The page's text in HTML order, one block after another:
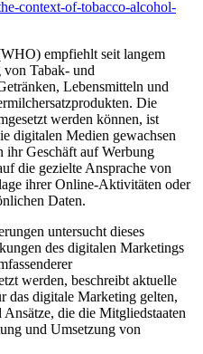
empfiehlt seit langem
von Tabak- und
Lebensmitteln und
Die
werden können, ist
digitalen Medien gewachsen
ihr Geschäft auf Werbung
die gezielte Ansprache von
ihrer Online-Aktivitäten oder
Daten.
untersucht dieses
des digitalen Marketings
werden, beschreibt aktuelle
das digitale Marketing gelten,
die die Mitgliedstaaten
und Umsetzung von